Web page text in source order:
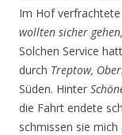
Im Hof
wollten sicher
Solchen Service
durch Treptow,
Süden. Hinter
die Fahrt endete
schmissen sie